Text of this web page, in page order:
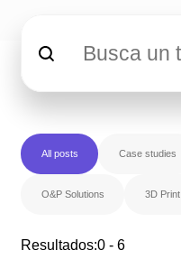
All posts Case studies
O&P Solutions 3D Print
Resultados:0 - 6